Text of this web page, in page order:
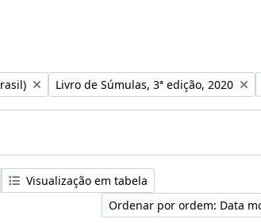
Remover filtro:
Livro de Súmulas, 3ª edição, 2020
Visualização em tabela
Ordenar por ordem: Data